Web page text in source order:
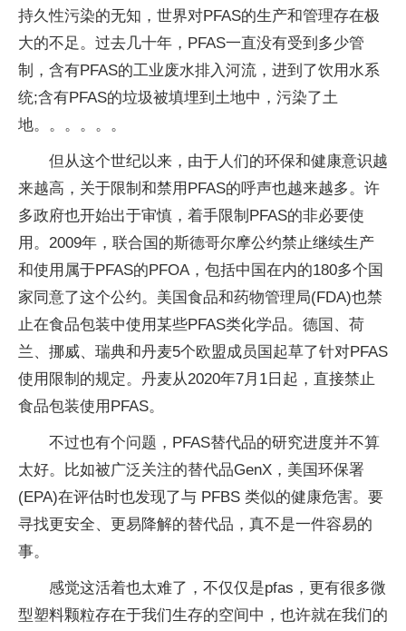
持久性污染的无知，世界对PFAS的生产和管理存在极
大的不足。过去几十年，PFAS一直没有受到多少管
制，含有PFAS的工业废水排入河流，进到了饮用水系
统;含有PFAS的垃圾被填埋到土地中，污染了土
地。。。。。。
但从这个世纪以来，由于人们的环保和健康意识越
来越高，关于限制和禁用PFAS的呼声也越来越多。许
多政府也开始出于审慎，着手限制PFAS的非必要使
用。2009年，联合国的斯德哥尔摩公约禁止继续生产
和使用属于PFAS的PFOA，包括中国在内的180多个国
家同意了这个公约。美国食品和药物管理局(FDA)也禁
止在食品包装中使用某些PFAS类化学品。德国、荷
兰、挪威、瑞典和丹麦5个欧盟成员国起草了针对PFAS
使用限制的规定。丹麦从2020年7月1日起，直接禁止
食品包装使用PFAS。
不过也有个问题，PFAS替代品的研究进度并不算
太好。比如被广泛关注的替代品GenX，美国环保署
(EPA)在评估时也发现了与 PFBS 类似的健康危害。要
寻找更安全、更易降解的替代品，真不是一件容易的
事。
感觉这活着也太难了，不仅仅是pfas，更有很多微
型塑料颗粒存在于我们生存的空间中，也许就在我们的